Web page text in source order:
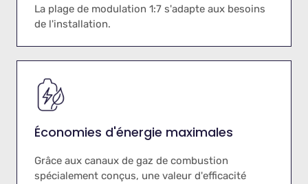
La plage de modulation 1:7 s'adapte aux besoins
de l'installation.
Économies d'énergie maximales
Grâce aux canaux de gaz de combustion
spécialement conçus, une valeur d'efficacité